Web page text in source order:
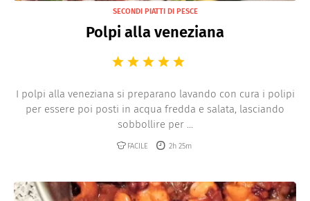
SECONDI PIATTI DI PESCE
Polpi alla veneziana
I polpi alla veneziana si preparano lavando con cura i polipi
per essere poi posti in acqua fredda e salata, lasciando
sobbollire per ...
FACILE 2h 25m